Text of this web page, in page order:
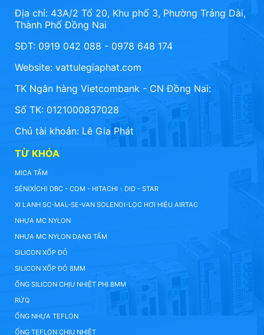
Địa chỉ: 43A/2 Tổ 20, Khu phố 3, Phường Trảng Dài,
Thành Phố Đồng Nai
SĐT: 0919 042 088 - 0978 648 174
Website: vattulegiaphat.com
TK Ngân hàng Vietcombank - CN Đồng Nai:
Số TK: 0121000837028
Chủ tài khoản: Lê Gia Phát
TỪ KHÓA
MICA TẤM
SÊN(XÍCH) DBC - COM - HITACHI - DID - STAR
XI LANH SC-MAL-SE-VAN SOLENOI-LỌC HƠI HIỆU AIRTAC
NHỰA MC NYLON
NHỰA MC NYLON DẠNG TẤM
SILICON XỐP ĐỎ
SILICON XỐP ĐỎ 8MM
ỐNG SILICON CHỊU NHIỆT PHI 8MM
RỬQ
ỐNG NHỰA TEFLON
ỐNG TEFLON CHỊU NHIỆT